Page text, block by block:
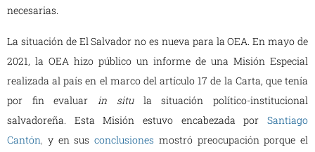
necesarias.
La situación de El Salvador no es nueva para la OEA. En mayo de
2021, la OEA hizo público un informe de una Misión Especial
realizada al país en el marco del artículo 17 de la Carta, que tenía
por fin evaluarin situla situación político-institucional
salvadoreña. Esta Misión estuvo encabezada por
Santiago
Cantón, y en sus conclusiones mostró preocupación porque el